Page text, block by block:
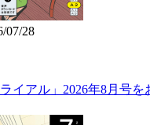
07/28
イアル」2026年8月号を